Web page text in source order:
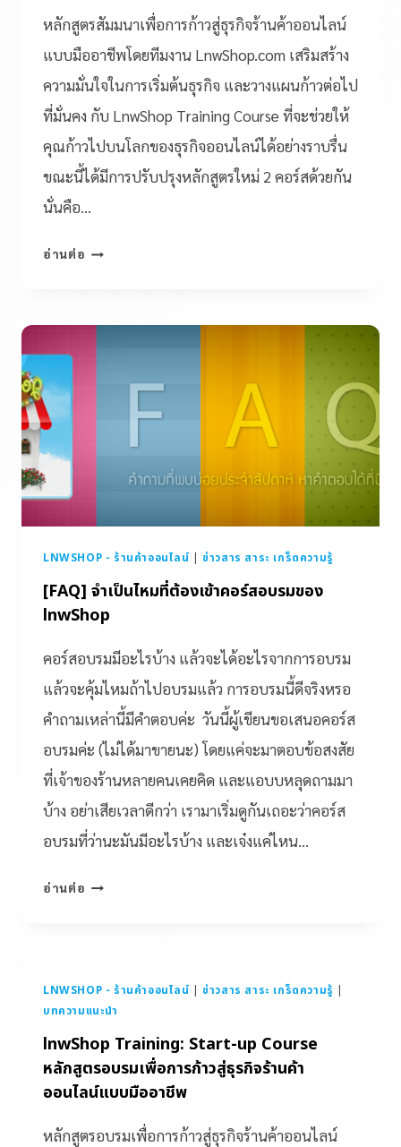
หลักสูตรสัมมนาเพื่อการก้าวสู่ธุรกิจร้านค้าออนไลน์
แบบมืออาชีพโดยทีมงาน LnwShop.com เสริมสร้าง
ความมั่นใจในการเริ่มต้นธุรกิจ และวางแผนก้าวต่อไป
ที่มั่นคง กับ LnwShop Training Course ที่จะช่วยให้
คุณก้าวไปบนโลกของธุรกิจออนไลน์ได้อย่างราบรื่น
ขณะนี้ได้มีการปรับปรุงหลักสูตรใหม่ 2 คอร์สด้วยกัน
นั่นคือ…
อ่านต่อ
LNWSHOP - ร้านค้าออนไลน์ |ข่าวสาร สาระ เกร็ดความรู้
[FAQ] จำเป็นไหมที่ต้องเข้าคอร์สอบรมของ
lnwShop
คอร์สอบรมมีอะไรบ้าง แล้วจะได้อะไรจากการอบรม
แล้วจะคุ้มไหมถ้าไปอบรมแล้ว การอบรมนี้ดีจริงหรอ
คำถามเหล่านี้มีคำตอบค่ะ วันนี้ผู้เขียนขอเสนอคอร์ส
อบรมค่ะ (ไม่ได้มาขายนะ) โดยแค่จะมาตอบข้อสงสัย
ที่เจ้าของร้านหลายคนเคยคิด และแอบบหลุดถามมา
บ้าง อย่าเสียเวลาดีกว่า เรามาเริ่มดูกันเถอะว่าคอร์ส
อบรมที่ว่านะมันมีอะไรบ้าง และเจ๋งแค่ไหน…
อ่านต่อ
LNWSHOP - ร้านค้าออนไลน์ |ข่าวสาร สาระ เกร็ดความรู้
บทความแนะนำ
lnwShop Training: Start-up Course
หลักสูตรอบรมเพื่อการก้าวสู่ธุรกิจร้านค้า
ออนไลน์แบบมืออาชีพ
หลักสูตรอบรมเพื่อการก้าวสู่ธุรกิจร้านค้าออนไลน์